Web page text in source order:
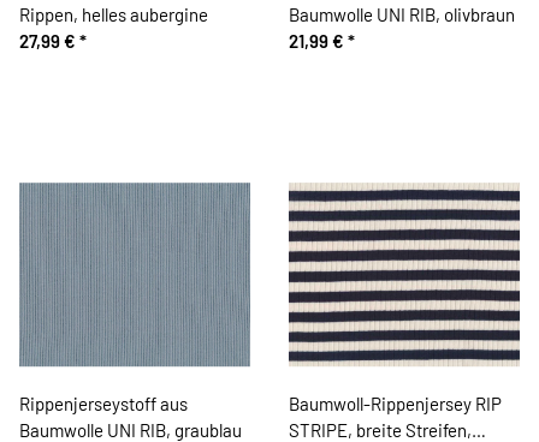
Rippen, helles aubergine
27,99 € *
Baumwolle UNI RIB, olivbraun
21,99 € *
Rippenjerseystoff aus
Baumwolle UNI RIB, graublau
Baumwoll-Rippenjersey RIP
STRIPE, breite Streifen,